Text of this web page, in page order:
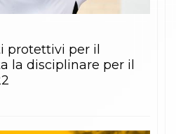
protettivi per il
la disciplinare per il